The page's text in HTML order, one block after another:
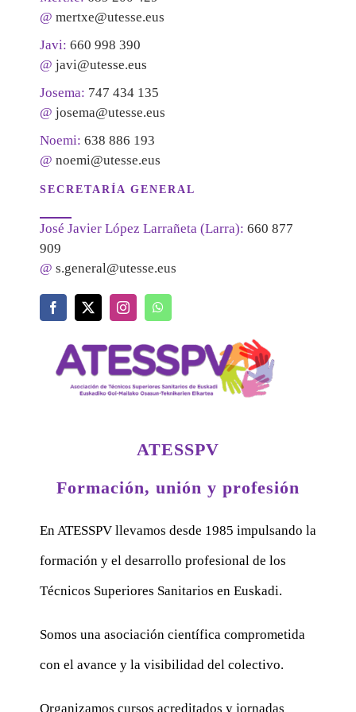
@ mertxe@utesse.eus
Javi: 660 998 390
@ javi@utesse.eus
Josema: 747 434 135
@ josema@utesse.eus
Noemi: 638 886 193
@ noemi@utesse.eus
SECRETARÍA GENERAL
José Javier López Larrañeta (Larra): 660 877
909
@ s.general@utesse.eus
ATESSPV
Formación, unión y profesión
En ATESSPV llevamos desde 1985 impulsando la
formación y el desarrollo profesional de los
Técnicos Superiores Sanitarios en Euskadi.
Somos una asociación científica comprometida
con el avance y la visibilidad del colectivo.
Organizamos cursos acreditados y jornadas